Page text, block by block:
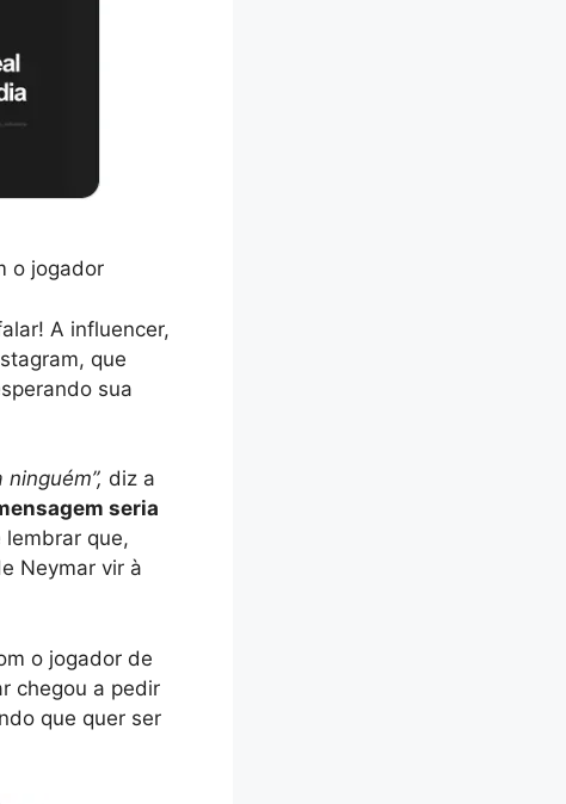
o jogador
A influencer,
que
sua
diz a
seria
lembrar que,
Neymar vir à
o jogador de
chegou a pedir
que quer ser